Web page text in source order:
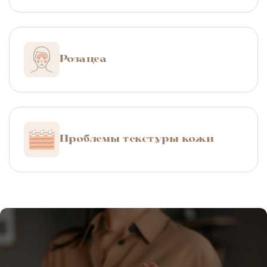
Розацеа
Проблемы текстуры кожи